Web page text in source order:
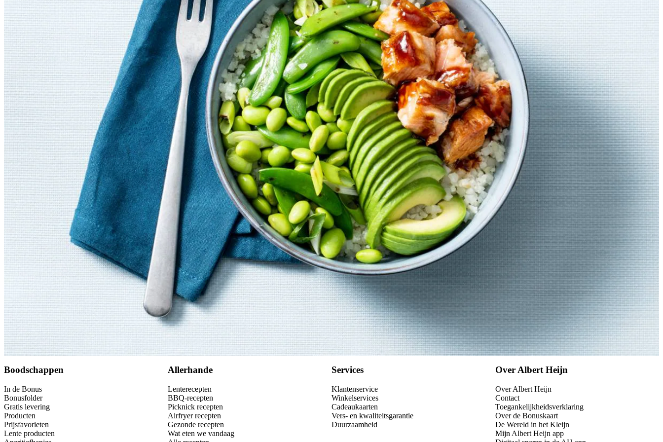
800 gbloemkoolrijst
350 g diepvries sugarsnaps
3salade-ui
100 gkoelverse sojabonen
2eetrijpe avocado's
Kies producten
Schep de bloemkoolrijst in kommen. Verdeel de sugarsnaps, sojabonen en avocado erover. Verdeel de zalm in stukken en verdeel samen met de woksaus erover.
Vegatip
Vervang de zalm door 360 g tofu roerbakreepjes fijn gekruid (schaal 180 g). Verhit 1½ el olie in een koekenpan en bak de roerbakreepjes 5 min. op middelhoog vuur. Voeg de laatste 2 min. de
woksaus toe (hoeveelheden voor 4 personen).
ServeertipLekker met sesamzaad.
Wat vond je van dit recept?
Boodschappen
In de Bonus
Bonusfolder
Gratis levering
Producten
Prijsfavorieten
Lente producten
Allerhande
Lenterecepten
BBQ-recepten
Picknick recepten
Airfryer recepten
Gezonde recepten
Wat eten we vandaag
Services
Klantenservice
Winkelservices
Cadeaukaarten
Vers- en kwaliteitsgarantie
Duurzaamheid
Over Albert Heijn
Over Albert Heijn
Contact
Toegankelijkheidsverklaring
Over de Bonuskaart
De Wereld in het Kleijn
Mijn Albert Heijn app